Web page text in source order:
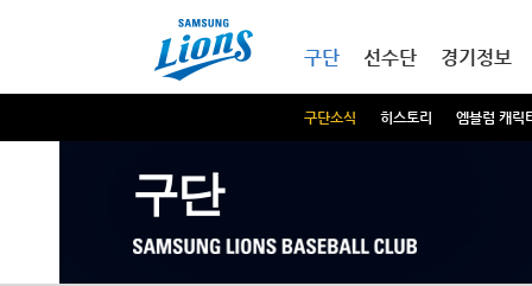
구단
구단소식 히스토리 엠블럼 캐릭
선수단 경기정보
구단